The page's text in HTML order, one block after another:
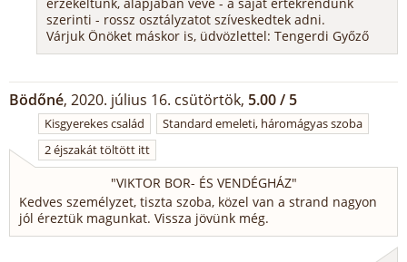
szerinti - rossz osztályzatot szíveskedtek adni.
Várjuk Önöket máskor is, üdvözlettel: Tengerdi Győző
Bödőné, 2020. július 16. csütörtök, 5.00 / 5
Kisgyerekes család
Standard emeleti, háromágyas szoba
2 éjszakát töltött itt
"VIKTOR BOR- ÉS VENDÉGHÁZ"
Kedves személyzet, tiszta szoba, közel van a strand nagyon
jól éreztük magunkat. Vissza jövünk még.